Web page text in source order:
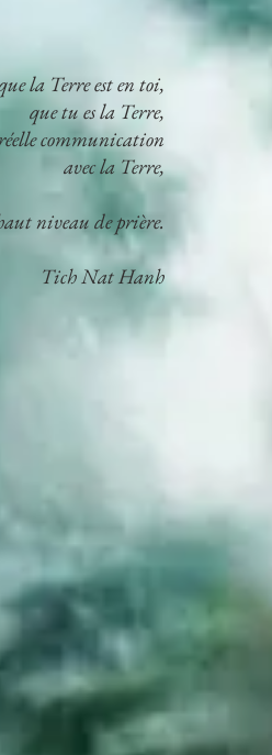
la Terre est en toi,
que tu es la Terre,
communication
avec la Terre,
niveau de prière.
Tich Nat Hanh